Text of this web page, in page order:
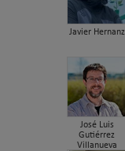
Javier Hernanz
José Luis
Gutiérrez
Villanueva